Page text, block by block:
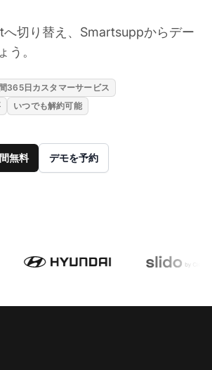
切り替え、Smartsuppからデー
う。
365日カスタマーサービス
いつでも解約可能
無料 デモを予約